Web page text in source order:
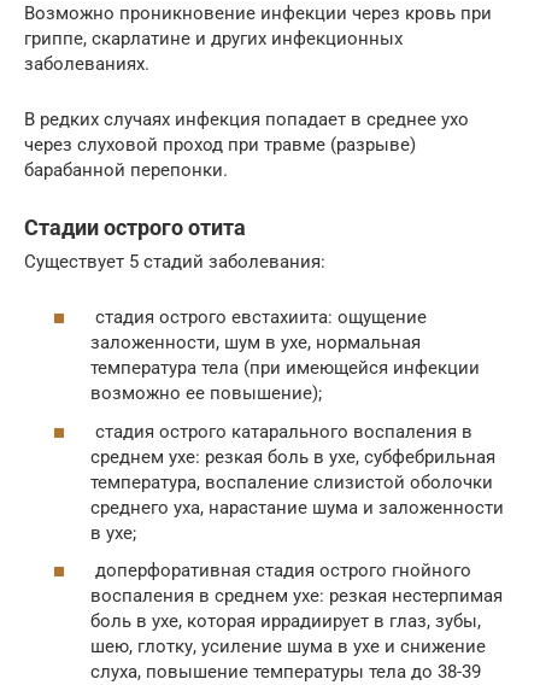
Возможно проникновение инфекции через кровь при
гриппе, скарлатине и других инфекционных
заболеваниях.
В редких случаях инфекция попадает в среднее ухо
через слуховой проход при травме (разрыве)
барабанной перепонки.
Стадии острого отита
Существует 5 стадий заболевания:
стадия острого евстахиита: ощущение
заложенности, шум в ухе, нормальная
температура тела (при имеющейся инфекции
возможно ее повышение);
стадия острого катарального воспаления в
среднем ухе: резкая боль в ухе, субфебрильная
температура, воспаление слизистой оболочки
среднего уха, нарастание шума и заложенности
в ухе;
доперфоративная стадия острого гнойного
воспаления в среднем ухе: резкая нестерпимая
боль в ухе, которая иррадиирует в глаз, зубы,
шею, глотку, усиление шума в ухе и снижение
слуха, повышение температуры тела до 38-39